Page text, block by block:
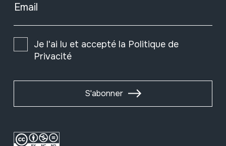
Email
Je l'ai lu et accepté la Politique de
Privacité
S'abonner